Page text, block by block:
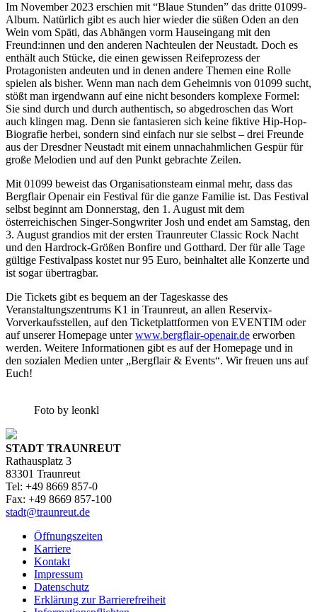
Im November 2023 erschien mit “Blaue Stunden” das dritte 01099-
Album. Natürlich gibt es auch hier wieder die süßen Oden an den
Wein vom Späti, das Abhängen vorm Hauseingang mit den
Freund:innen und den anderen Nachteulen der Neustadt. Doch es
enthält auch Stücke, die einen gewissen Reifeprozess der
Protagonisten andeuten und in denen andere Themen eine Rolle
spielen als bisher. Wenn man nach dem Geheimnis von 01099 sucht,
stößt man irgendwann auf eine nicht besonders komplexe Formel:
Sie sind durch und durch authentisch, so abgedroschen das Wort
auch klingen mag. Denn sie fantasieren sich keine fiktive Hip-Hop-
Biografie herbei, sondern sind einfach nur sie selbst – drei Freunde
aus der Dresdner Neustadt mit einem unnachahmlichen Gespür für
große Melodien und auf den Punkt gebrachte Zeilen.
Mit 01099 beweist das Organisationsteam einmal mehr, dass das
Bergflair Openair ein Festival für die ganze Familie ist. Das Festival
selbst beginnt am Donnerstag, den 1. August mit dem
österreichischen Singer-Songwriter Josh und endet am Samstag, den
3. August grandios mit der ersten Traunreuter Classic Rock Nacht
und den Hardrock-Größen Bonfire und Gotthard. Der für alle Tage
gültige Festivalpass kostet nur 95 Euro, beinhaltet alle Konzerte und
ist sogar übertragbar.
Die Tickets gibt es bequem an der Tageskasse des
Veranstaltungszentrums K1 in Traunreut, an allen Reservix-
Vorverkaufsstellen, auf den Ticketplattformen von EVENTIM oder
auf unserer Homepage unterwww.bergflair-openair.de erworben
werden. Weitere Informationen gibt es auf der Homepage und in
den sozialen Medien unter „Bergflair & Events“. Wir freuen uns auf
Euch!
Foto by leonkl
STADT TRAUNREUT
Rathausplatz 3
83301 Traunreut
Tel: +49 8669 857-0
Fax: +49 8669 857-100
stadt@traunreut.de
Öffnungszeiten
Karriere
Kontakt
Impressum
Datenschutz
Erklärung zur Barrierefreiheit